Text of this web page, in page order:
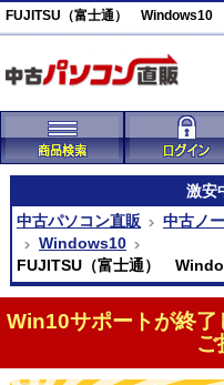
激安
中古パソコン直販
中古ノ
Windows10
FUJITSU（富士通）
Win10サポートが終
ご